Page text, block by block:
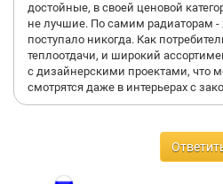
достойные, в своей ценовой
не лучшие. По самим радиаторам -
поступало никогда. Как
теплоотдачи, и широкий
с дизайнерскими проектами, что
смотрятся даже в интерьерах с